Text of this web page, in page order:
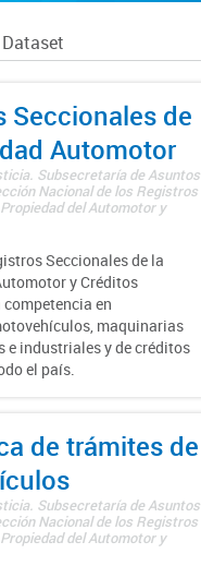
Seccionales de
Automotor
Subsecretaría de Asuntos
Nacional de los Registros
del Automotor y
Seccionales de la
y Créditos
en
maquinarias
e industriales y de créditos
el país.
de trámites de
Subsecretaría de Asuntos
Nacional de los Registros
del Automotor y